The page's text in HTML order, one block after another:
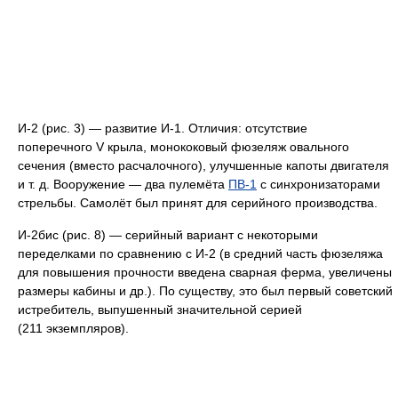
И-2 (рис. 3) — развитие И-1. Отличия: отсутствие
поперечного V крыла, монококовый фюзеляж овального
сечения (вместо расчалочного), улучшенные капоты двигателя
и т. д. Вооружение — два пулемёта ПВ-1 с синхронизаторами
стрельбы. Самолёт был принят для серийного производства.
И-2бис (рис. 8) — серийный вариант с некоторыми
переделками по сравнению с И-2 (в средний часть фюзеляжа
для повышения прочности введена сварная ферма, увеличены
размеры кабины и др.). По существу, это был первый советский
истребитель, выпушенный значительной серией
(211 экземпляров).